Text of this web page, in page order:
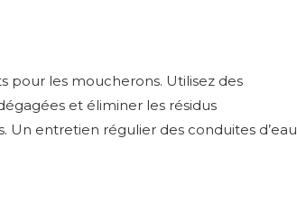
pour les moucherons. Utilisez des
et éliminer les résidus
Un entretien régulier des conduites d’eau